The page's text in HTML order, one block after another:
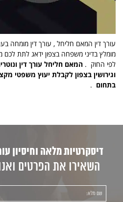
עורך דין המאם חליחל , עורך דין מומחה
מומלץ בדיני משפחה בצפון ידאג לתת לכם
לפי החוק . המאם חליחל עורך דין
וגירושין בצפון לקבלת יעוץ משפטי
בתחום .
דיסקרטיות מלאה וחיסיון
השאירו את הפרטים